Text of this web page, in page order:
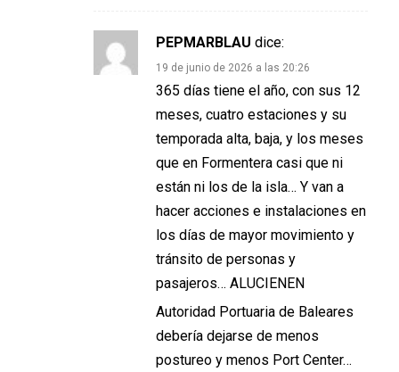
PEPMARBLAU dice:
19 de junio de 2026 a las 20:26
365 días tiene el año, con sus 12
meses, cuatro estaciones y su
temporada alta, baja, y los meses
que en Formentera casi que ni
están ni los de la isla… Y van a
hacer acciones e instalaciones en
los días de mayor movimiento y
tránsito de personas y
pasajeros… ALUCIENEN
Autoridad Portuaria de Baleares
debería dejarse de menos
postureo y menos Port Center…